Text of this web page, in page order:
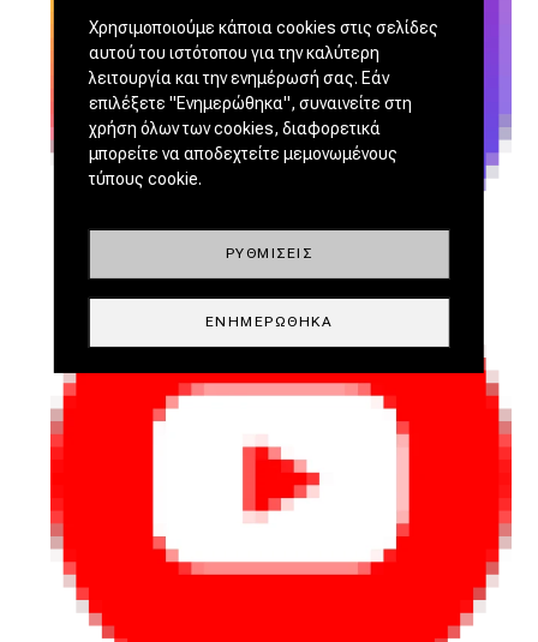
Χρησιμοποιούμε κάποια cookies στις σελίδες
αυτού του ιστότοπου για την καλύτερη
λειτουργία και την ενημέρωσή σας. Εάν
επιλέξετε "Ενημερώθηκα", συναινείτε στη
χρήση όλων των cookies, διαφορετικά
μπορείτε να αποδεχτείτε μεμονωμένους
τύπους cookie.
ΡΥΘΜΊΣΕΙΣ
ΕΝΗΜΕΡΏΘΗΚΑ